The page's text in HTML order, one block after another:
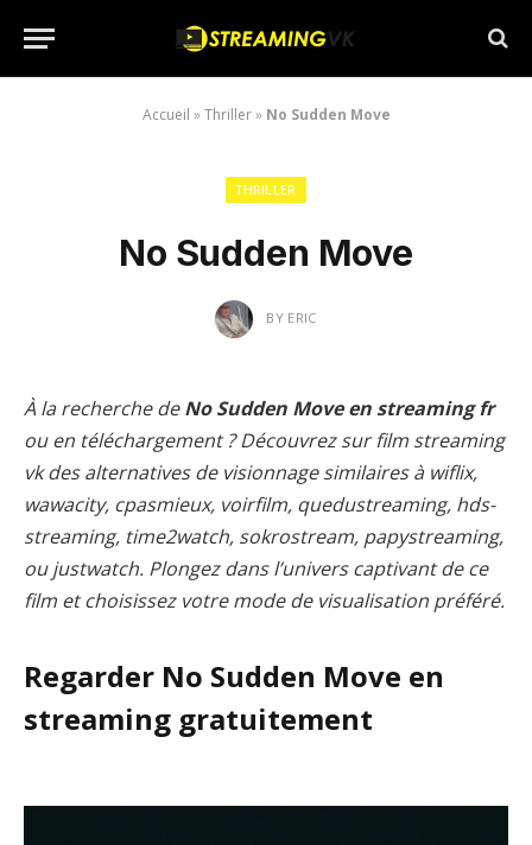
Accueil »Thriller» No Sudden Move
THRILLER
No Sudden Move
BY ERIC
À la recherche deNo Sudden Move en streaming fr
ou en téléchargement ? Découvrez sur film streaming
vk des alternatives de visionnage similaires à wiflix,
wawacity, cpasmieux, voirfilm, quedustreaming, hds-
streaming, time2watch, sokrostream, papystreaming,
ou justwatch. Plongez dans l’univers captivant de ce
film et choisissez votre mode de visualisation préféré.
Regarder No Sudden Move en
streaming gratuitement